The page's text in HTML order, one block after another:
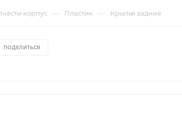
корпус — Пластик — Крылья задние
ПОДЕЛИТЬСЯ